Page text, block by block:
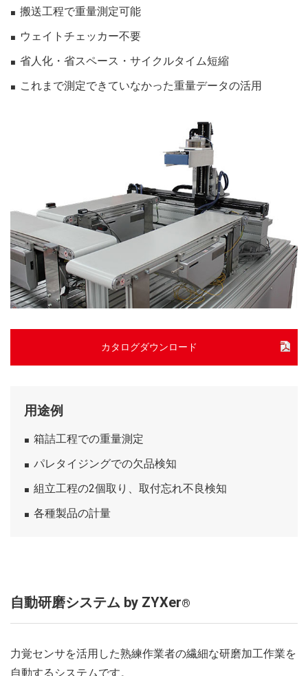
搬送工程で重量測定可能
ウェイトチェッカー不要
省人化・省スペース・サイクルタイム短縮
これまで測定できていなかった重量データの活用
カタログダウンロード
用途例
箱詰工程での重量測定
パレタイジングでの欠品検知
組立工程の2個取り、取付忘れ不良検知
各種製品の計量
自動研磨システム by ZYXer®
力覚センサを活用した熟練作業者の繊細な研磨加工作業を
自動するシステムです。